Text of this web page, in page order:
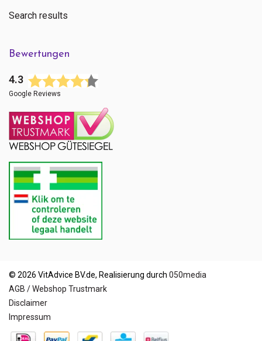
Search results
Bewertungen
4.3
Google Reviews
© 2026 VitAdvice BV.de, Realisierung durch 050media
AGB / Webshop Trustmark
Disclaimer
Impressum